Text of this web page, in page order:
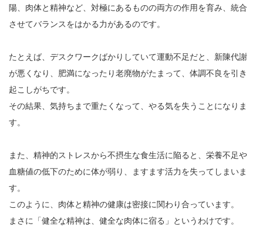
陽、肉体と精神など、対極にあるものの両方の作用を育み、統合
させてバランスをはかる力があるのです。
たとえば、デスクワークばかりしていて運動不足だと、新陳代謝
が悪くなり、肥満になったり老廃物がたまって、体調不良を引き
起こしがちです。
その結果、気持ちまで重たくなって、やる気を失うことになりま
す。
また、精神的ストレスから不摂生な食生活に陥ると、栄養不足や
血糖値の低下のために体が弱り、ますます活力を失ってしまいま
す。
このように、肉体と精神の健康は密接に関わり合っています。
まさに「健全な精神は、健全な肉体に宿る」というわけです。